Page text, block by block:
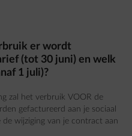
er wordt
(tot 30 juni) en welk
1 juli)?
zal het verbruik VOOR de
gefactureerd aan je sociaal
wijziging van je contract aan